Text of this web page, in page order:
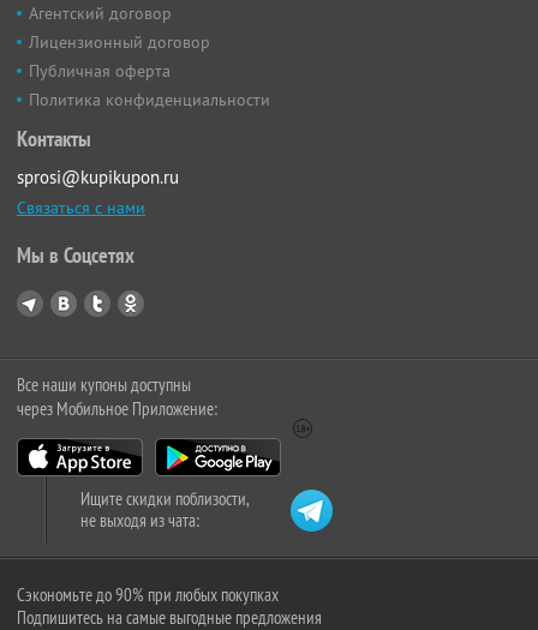
Агентский договор
Лицензионный договор
Публичная оферта
Политика конфиденциальности
Контакты
sprosi@kupikupon.ru
Связаться с нами
Мы в Соцсетях
Все наши купоны доступны
через Мобильное Приложение:
Ищите скидки поблизости,
не выходя из чата:
Сэкономьте до 90% при любых покупках
Подпишитесь на самые выгодные предложения